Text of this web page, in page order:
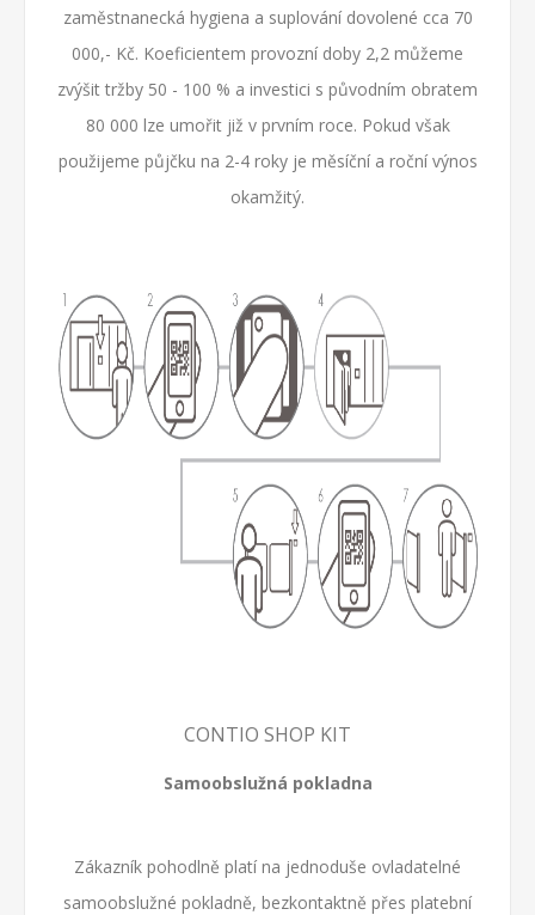
zaměstnanecká hygiena a suplování dovolené cca 70
000,- Kč. Koeficientem provozní doby 2,2 můžeme
zvýšit tržby 50 - 100 % a investici s původním obratem
80 000 lze umořit již v prvním roce. Pokud však
použijeme půjčku na 2-4 roky je měsíční a roční výnos
okamžitý.
CONTIO SHOP KIT
Samoobslužná pokladna
Zákazník pohodlně platí na jednoduše ovladatelné
samoobslužné pokladně, bezkontaktně přes platební